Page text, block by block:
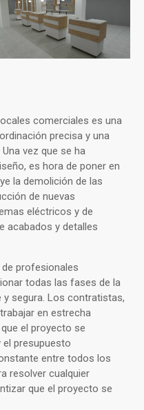
comerciales es una
precisa y una
vez que se ha
es hora de poner en
la demolición de las
de nuevas
eléctricos y de
acabados y detalles
profesionales
todas las fases de la
segura. Los contratistas,
en estrecha
el proyecto se
presupuesto
entre todos los
resolver cualquier
que el proyecto se